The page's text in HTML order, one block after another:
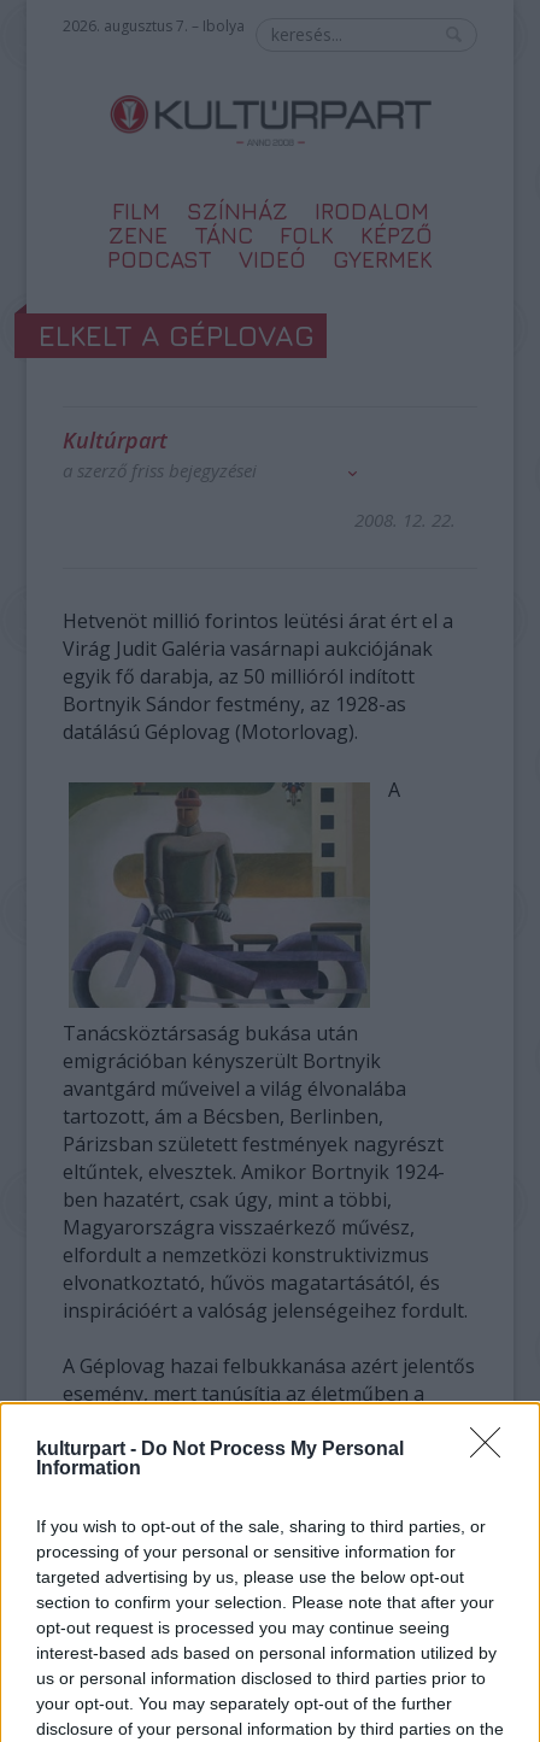
kulturpart - Do Not Process My Personal
Information
If you wish to opt-out of the sale, sharing to third parties, or
processing of your personal or sensitive information for
targeted advertising by us, please use the below opt-out
section to confirm your selection. Please note that after your
opt-out request is processed you may continue seeing
interest-based ads based on personal information utilized by
us or personal information disclosed to third parties prior to
your opt-out. You may separately opt-out of the further
disclosure of your personal information by third parties on the
2026. augusztus 7. – Ibolya
FILM SZÍNHÁZ
IRODALOM
ZENE
TÁNC FOLK
KÉPZŐ
PODCAST
VIDEÓ GYERMEK
ELKELT A GÉPLOVAG
Kultúrpart
a szerző friss bejegyzései
2008. 12. 22.
Hetvenöt millió forintos leütési árat ért el a
Virág Judit Galéria vasárnapi aukciójának
egyik fő darabja, az 50 millióról indított
Bortnyik Sándor festmény, az 1928-as
datálású Géplovag (Motorlovag).
A
Tanácsköztársaság bukása után
emigrációban kényszerült Bortnyik
avantgárd műveivel a világ élvonalába
tartozott, ám a Bécsben, Berlinben,
Párizsban született festmények nagyrészt
eltűntek, elvesztek. Amikor Bortnyik 1924-
ben hazatért, csak úgy, mint a többi,
Magyarországra visszaérkező művész,
elfordult a nemzetközi konstruktivizmus
elvonatkoztató, hűvös magatartásától, és
inspirációért a valóság jelenségeihez fordult.
A Géplovag hazai felbukkanása azért jelentős
esemény, mert tanúsítja az életműben a
ütközését és egymásra gyakorolt hatását.
Ebben, a már Magyarországon készült
keveredik egymással a konstruktivizmus
geometrizáló téralakításának, a Bauhaus
funkcionalizmusának és az olasz
metafizikusok felfogásának hatása. Bortnyik,
miközben a húszas évek gépiesedő világának
állít emléket, érezhetően gunyoros
megfogalmazással kételkedésének is hangot,
illetve látványt ad.